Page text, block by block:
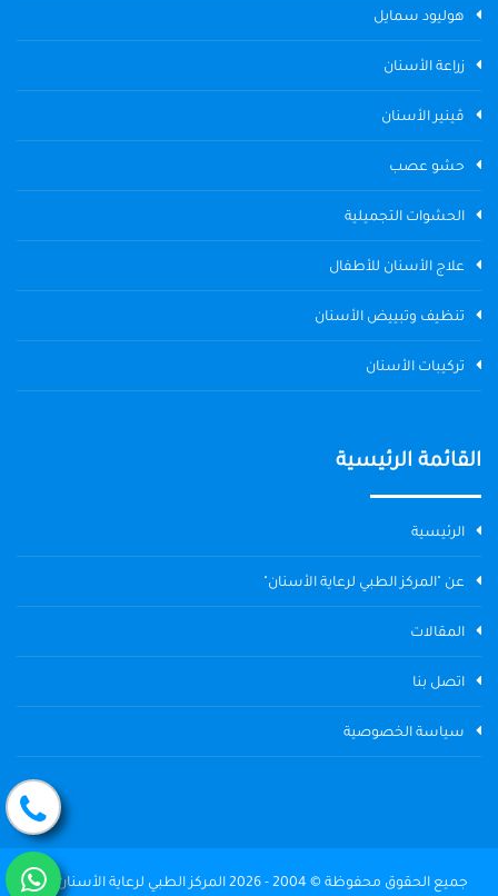
هوليود سمايل
زراعة الأسنان
ڤينير الأسنان
حشو عصب
الحشوات التجميلية
علاج الأسنان للأطفال
تنظيف وتبييض الأسنان
تركيبات الأسنان
القائمة الرئيسية
الرئيسية
عن "المركز الطبي لرعاية الأسنان"
المقالات
اتصل بنا
سياسة الخصوصية
جميع الحقوق محفوظة © 2004 - 2026 المركز الطبي لرعاية الأسنان The